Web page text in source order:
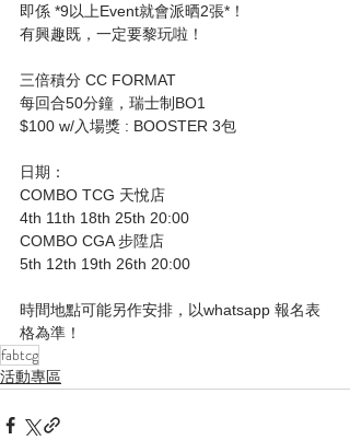
即係 *9以上Event就會派晒2張*！
有興趣既，一定要黎玩啦！
三倍積分 CC FORMAT
每回合50分鐘，瑞士制BO1
$100 w/入場獎 : BOOSTER 3包
日期：
COMBO TCG 天悅店
4th 11th 18th 25th 20:00
COMBO CGA 步陞店
5th 12th 19th 26th 20:00
時間地點可能另作安排，以whatsapp 報名表
格為準！
fabtcg
活動專區